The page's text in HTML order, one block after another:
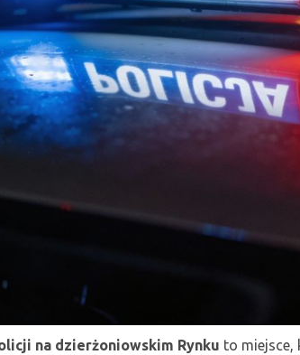
na dzierżoniowskim Rynku to miejsce,